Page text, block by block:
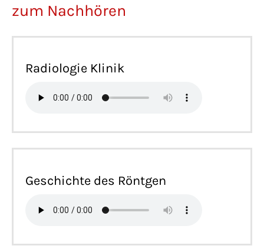
zum Nachhören
Radiologie Klinik
Geschichte des Röntgen